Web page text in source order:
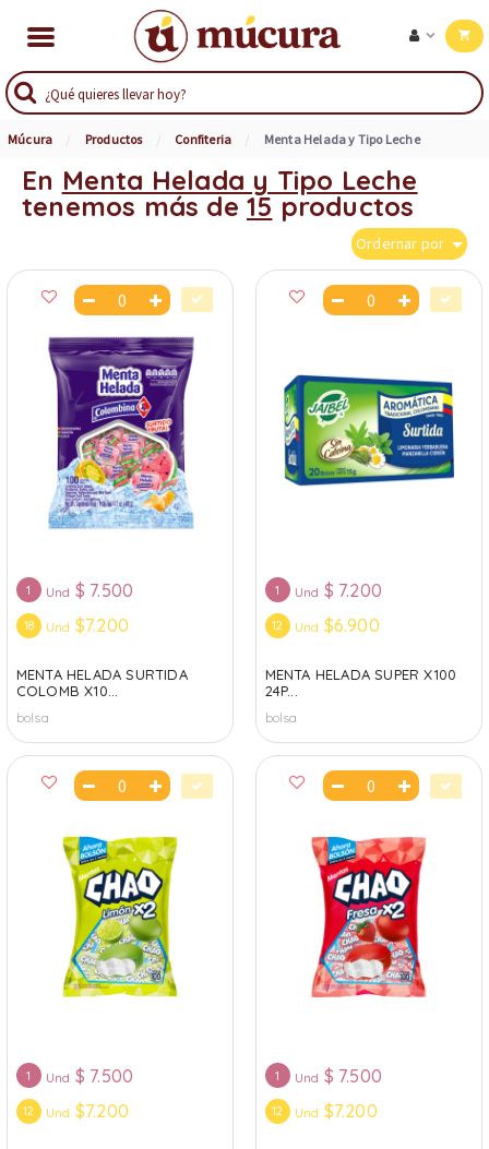
Múcura Productos Confiteria Menta Helada y Tipo Leche
En Menta Helada y Tipo Leche
tenemos más de 15 productos
Ordernar por
1 Und $ 7.500
18 Und $7.200
MENTA HELADA SURTIDA
COLOMB X10...
bolsa
1 Und $ 7.200
12 Und $6.900
MENTA HELADA SUPER X100
24P...
bolsa
1 Und $ 7.500
12 Und $7.200
1 Und $ 7.500
12 Und $7.200